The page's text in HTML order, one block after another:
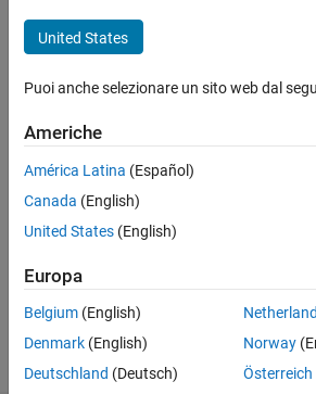
Vargas
Last
10 mesi
Attivo
Followers:
Follow
United States
Puoi anche selezionare un sito web dal
Americhe
América Latina (Español)
Canada (English)
United States (English)
Europa
Belgium (English)
Denmark (English)
Deutschland (Deutsch)
Norway
Österreich